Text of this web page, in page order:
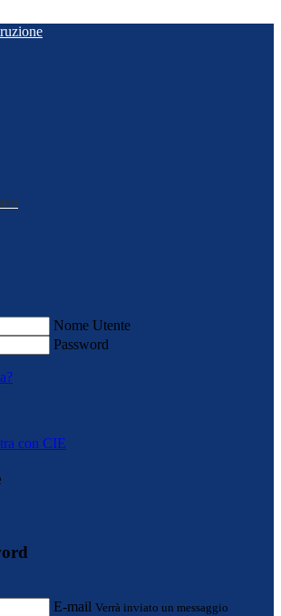
Nome Utente
Password
con CIE
E-mail Verrà inviato un messaggio